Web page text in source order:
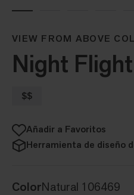
VIEW FROM ABOVE
Night Flight
$$
Añadir a Favoritos
Herramienta de diseño
ColorNatural 106469